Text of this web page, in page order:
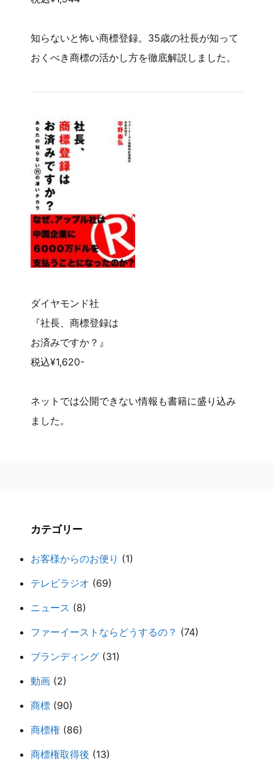
知らないと怖い商標登録。35歳の社長が知って
おくべき商標の活かし方を徹底解説しました。
ダイヤモンド社
『社長、商標登録は
お済みですか？』
税込¥1,620-
ネットでは公開できない情報も書籍に盛り込み
ました。
カテゴリー
お客様からのお便り (1)
テレビラジオ (69)
ニュース (8)
ファーイーストならどうするの？ (74)
ブランディング (31)
動画 (2)
商標 (90)
商標権 (86)
商標権取得後 (13)